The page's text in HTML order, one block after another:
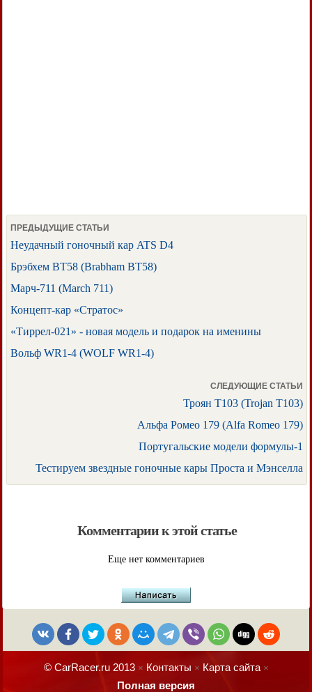
ПРЕДЫДУЩИЕ СТАТЬИ
Неудачный гоночный кар ATS D4
Брэбхем BT58 (Brabham BT58)
Марч-711 (March 711)
Концепт-кар «Стратос»
«Тиррел-021» - новая модель и подарок на именины
Вольф WR1-4 (WOLF WR1-4)
СЛЕДУЮЩИЕ СТАТЬИ
Троян T103 (Trojan T103)
Альфа Ромео 179 (Alfa Romeo 179)
Португальские модели формулы-1
Тестируем звездные гоночные кары Проста и Мэнселла
Комментарии к этой статье
Еще нет комментариев
© CarRacer.ru 2013× Контакты × Карта сайта×
Полная версия